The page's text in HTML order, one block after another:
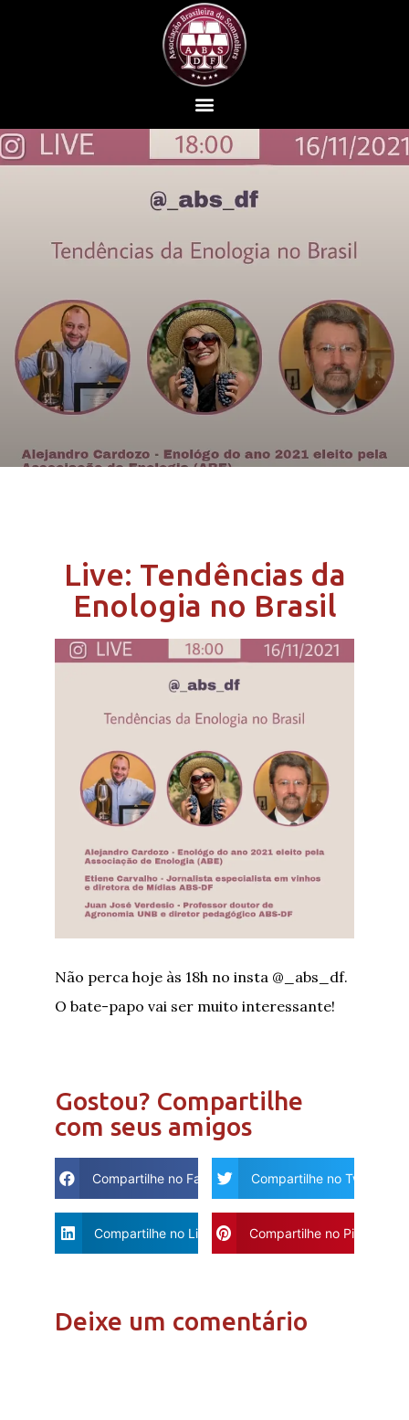
Live: Tendências da
Enologia no Brasil
Não perca hoje às 18h no insta @_abs_df.
O bate-papo vai ser muito interessante!
Gostou? Compartilhe
com seus amigos
Compartilhe no Facebook Compartilhe no Twitter
Compartilhe no Linkdin Compartilhe no Pinterest
Deixe um comentário